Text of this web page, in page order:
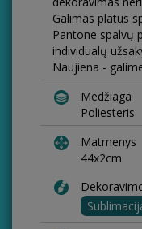
Galimas platus
Pantone spalvų
individualų
Naujiena -
Medžiaga
Poliesteris
Matmenys
44x2cm